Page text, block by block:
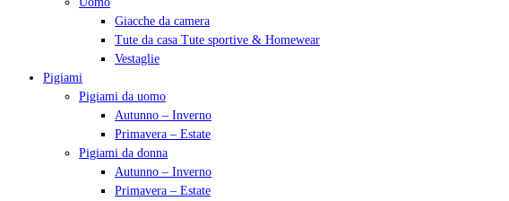
Giacche da camera
Tute da casa Tute sportive & Homewear
Vestaglie
Pigiami
Pigiami da uomo
Autunno – Inverno
Primavera – Estate
Pigiami da donna
Autunno – Inverno
Primavera – Estate